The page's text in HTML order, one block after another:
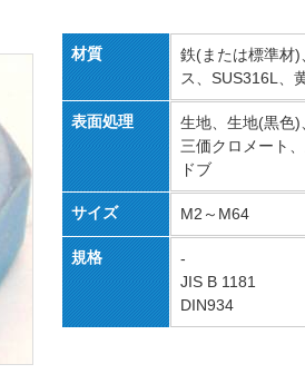
材質
鉄(または標準材)
ス、SUS316L、
表面処理
生地、生地(黒色)
三価クロメート
ドブ
サイズ M2～M64
規格
-
JIS B 1181
DIN934